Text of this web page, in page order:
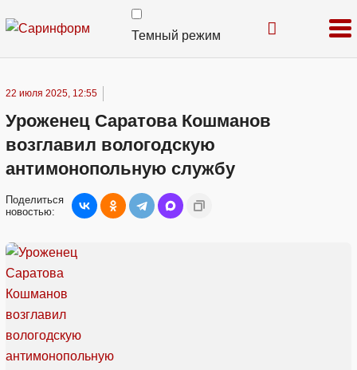
Темный режим
22 июля 2025, 12:55
Уроженец Саратова Кошманов
возглавил вологодскую
антимонопольную службу
Поделиться
новостью: